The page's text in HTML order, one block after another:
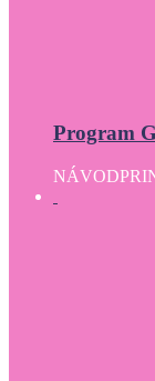
Program
NÁVOD